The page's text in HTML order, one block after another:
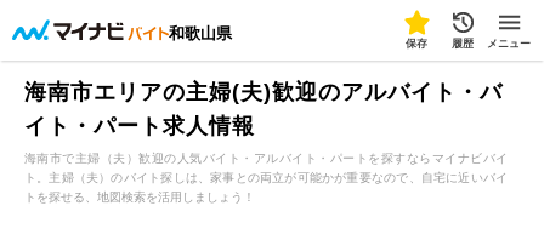
和歌山県
保存 履歴 メニュー
海南市エリアの主婦(夫)歓迎のアルバイト・バ
イト・パート求人情報
海南市で主婦（夫）歓迎の人気バイト・アルバイト・パートを探すならマイナビバイ
ト。主婦（夫）のバイト探しは、家事との両立が可能かが重要なので、自宅に近いバイ
トを探せる、地図検索を活用しましょう！